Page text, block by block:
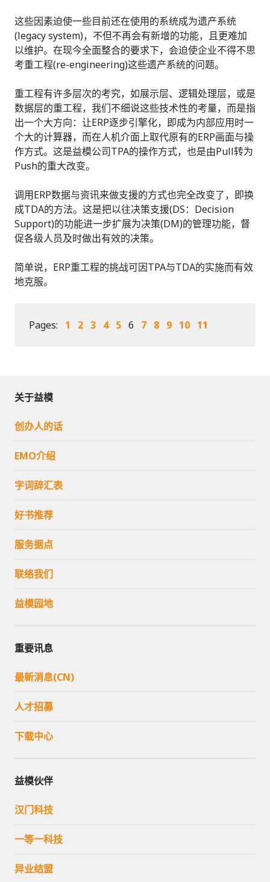
这些因素迫使一些目前还在使用的系统成为遗产系统
(legacy system)，不但不再会有新增的功能，且更难加
以维护。在现今全面整合的要求下，会迫使企业不得不思
考重工程(re-engineering)这些遗产系统的问题。
重工程有许多层次的考究，如展示层、逻辑处理层，或是
数据层的重工程，我们不细说这些技术性的考量，而是指
出一个大方向：让ERP逐步引擎化，即成为内部应用时一
个大的计算器，而在人机介面上取代原有的ERP画面与操
作方式。这是益模公司TPA的操作方式，也是由Pull转为
Push的重大改变。
调用ERP数据与资讯来做支援的方式也完全改变了，即换
成TDA的方法。这是把以往决策支援(DS：Decision
Support)的功能进一步扩展为决策(DM)的管理功能，督
促各级人员及时做出有效的决策。
简单说，ERP重工程的挑战可因TPA与TDA的实施而有效
地克服。
Pages: 1 2 3 4 5 6 7 8 9 10 11
关于益模
创办人的话
EMO介绍
字词辞汇表
好书推荐
服务据点
联络我们
益模园地
重要讯息
最新消息(CN)
人才招募
下载中心
益模伙伴
汉门科技
一等一科技
异业结盟